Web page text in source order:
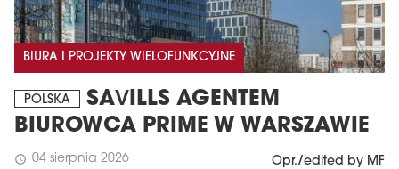
BIURA I PROJEKTY WIELOFUNKCYJNE
POLSKA
SAVILLS AGENTEM
BIUROWCA PRIME W WARSZAWIE
schedule 04 sierpnia 2026 Opr./edited by MF